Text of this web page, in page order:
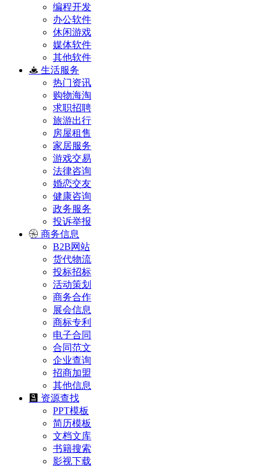
编程开发
办公软件
休闲游戏
媒体软件
其他软件
生活服务
热门资讯
购物海淘
求职招聘
旅游出行
房屋租售
家居服务
游戏交易
法律咨询
婚恋交友
健康咨询
政务服务
投诉举报
商务信息
B2B网站
货代物流
投标招标
活动策划
商务合作
展会信息
商标专利
电子合同
合同范文
企业查询
招商加盟
其他信息
资源查找
PPT模板
简历模板
文档文库
书籍搜索
影视下载